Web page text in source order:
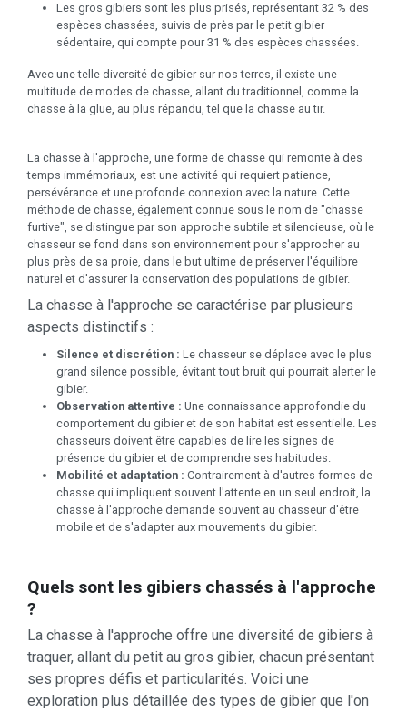
Les gros gibiers sont les plus prisés, représentant 32 % des
espèces chassées, suivis de près par le petit gibier
sédentaire, qui compte pour 31 % des espèces chassées.
Avec une telle diversité de gibier sur nos terres, il existe une
multitude de modes de chasse, allant du traditionnel, comme la
chasse à la glue, au plus répandu, tel que la chasse au tir.
La chasse à l'approche, une forme de chasse qui remonte à des
temps immémoriaux, est une activité qui requiert patience,
persévérance et une profonde connexion avec la nature. Cette
méthode de chasse, également connue sous le nom de "chasse
furtive", se distingue par son approche subtile et silencieuse, où le
chasseur se fond dans son environnement pour s'approcher au
plus près de sa proie, dans le but ultime de préserver l'équilibre
naturel et d'assurer la conservation des populations de gibier.
La chasse à l'approche se caractérise par plusieurs
aspects distinctifs :
Silence et discrétion : Le chasseur se déplace avec le plus
grand silence possible, évitant tout bruit qui pourrait alerter le
gibier.
Observation attentive : Une connaissance approfondie du
comportement du gibier et de son habitat est essentielle. Les
chasseurs doivent être capables de lire les signes de
présence du gibier et de comprendre ses habitudes.
Mobilité et adaptation : Contrairement à d'autres formes de
chasse qui impliquent souvent l'attente en un seul endroit, la
chasse à l'approche demande souvent au chasseur d'être
mobile et de s'adapter aux mouvements du gibier.
Quels sont les gibiers chassés à l'approche
?
La chasse à l'approche offre une diversité de gibiers à
traquer, allant du petit au gros gibier, chacun présentant
ses propres défis et particularités. Voici une
exploration plus détaillée des types de gibier que l'on